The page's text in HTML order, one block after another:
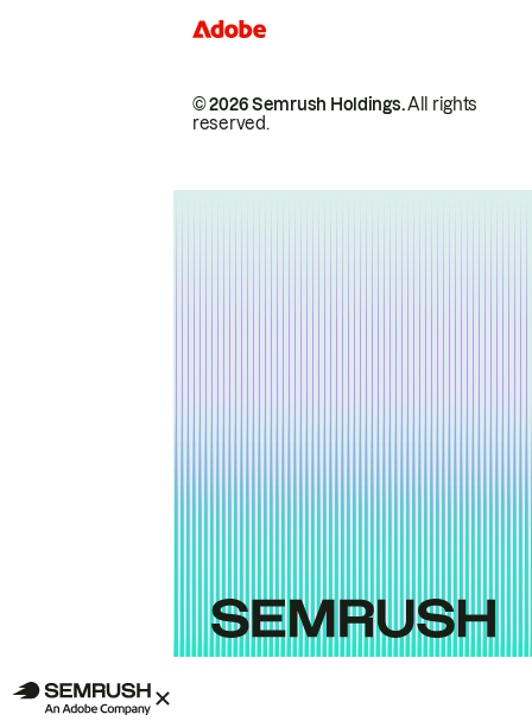
© 2026 Semrush Holdings.All rights
reserved.